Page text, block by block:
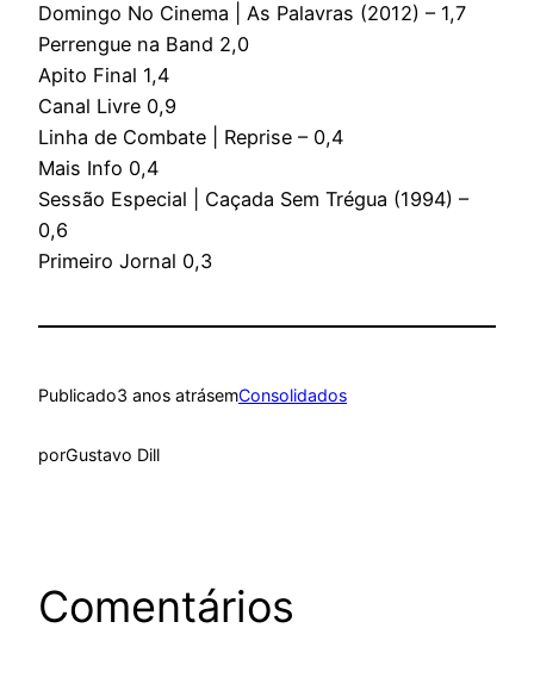
Domingo No Cinema | As Palavras (2012) – 1,7
Perrengue na Band 2,0
Apito Final 1,4
Canal Livre 0,9
Linha de Combate | Reprise – 0,4
Mais Info 0,4
Sessão Especial | Caçada Sem Trégua (1994) –
0,6
Primeiro Jornal 0,3
Publicado3 anos atrásemConsolidados
porGustavo Dill
Comentários